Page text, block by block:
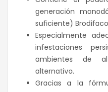
generación
suficiente)
Especialmente
infestaciones
ambientes de
alternativo.
Gracias a la